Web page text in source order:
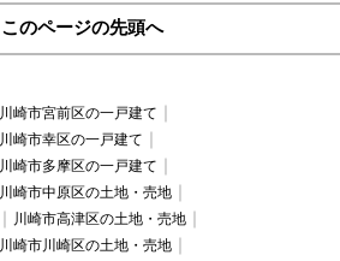
このページの先頭へ
川崎市宮前区の一戸建て
川崎市幸区の一戸建て
川崎市多摩区の一戸建て
川崎市中原区の土地・売地
川崎市高津区の土地・売地
川崎市川崎区の土地・売地